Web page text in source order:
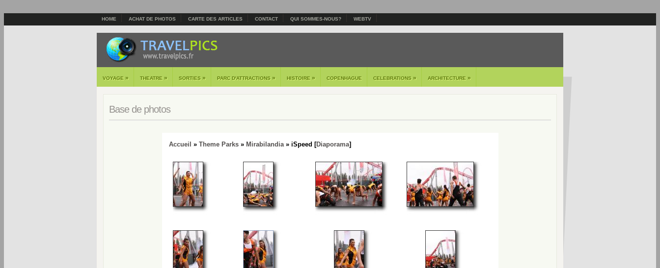
HOME ACHAT DE PHOTOS CARTE DES ARTICLES CONTACT QUI SOMMES-NOUS? WEBTV
VOYAGE » THEATRE » SORTIES » PARC D'ATTRACTIONS » HISTOIRE » COPENHAGUE CELEBRATIONS » ARCHITECTURE »
Base de photos
Accueil » Theme Parks» Mirabilandia» iSpeed [Diaporama]